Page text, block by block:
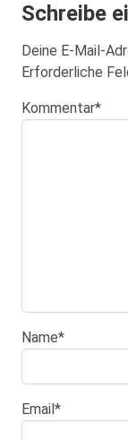
Schreibe
Deine E-Mail-
Erforderliche
Kommentar*
Name*
Email*